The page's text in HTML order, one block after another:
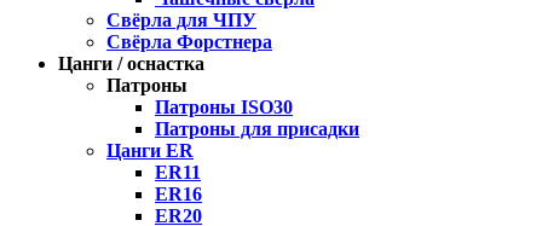
Свёрла для ЧПУ
Свёрла Форстнера
Цанги / оснастка
Патроны
Патроны ISO30
Патроны для присадки
Цанги ER
ER11
ER16
ER20